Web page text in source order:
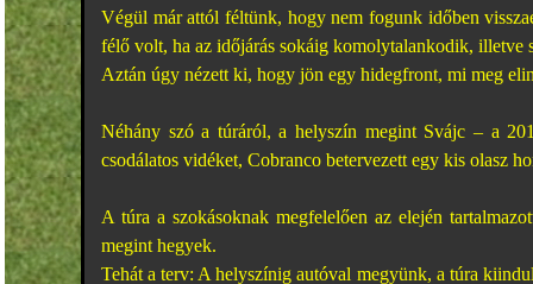
Végül már attól féltünk, hogy nem fogunk időben
félő volt, ha az időjárás sokáig komolytalankodik, illetve
Aztán úgy nézett ki, hogy jön egy hidegfront, mi meg
Néhány szó a túráról, a helyszín megint Svájc – a
csodálatos vidéket, Cobranco betervezett egy kis olasz
A túra a szokásoknak megfelelően az elején
megint hegyek.
Tehát a terv: A helyszínig autóval megyünk, a túra